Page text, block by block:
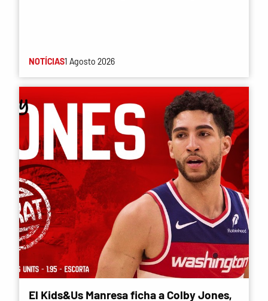
NOTÍCIAS1 Agosto 2026
El Kids&Us Manresa ficha a Colby Jones,